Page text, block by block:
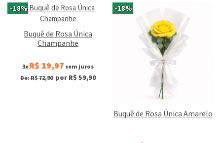
-18%
Buquê de Rosa Única
Champanhe
3x R$ 19,97 sem juros
De: R$ 72,90 por R$ 59,90
-18%
Buquê de Rosa Única Amarelo